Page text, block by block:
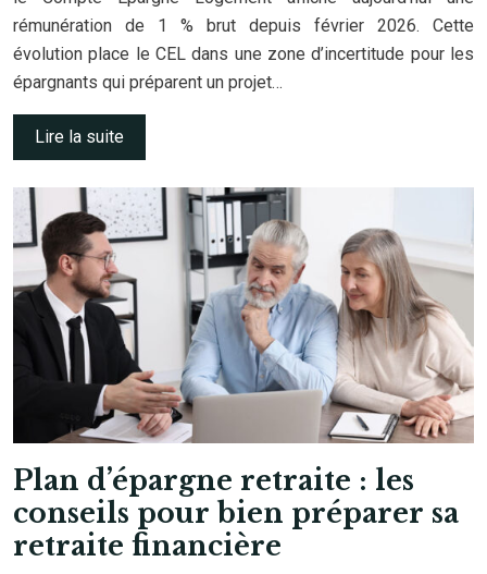
rémunération de 1 % brut depuis février 2026. Cette
évolution place le CEL dans une zone d’incertitude pour les
épargnants qui préparent un projet…
Lire la suite
Plan d’épargne retraite : les
conseils pour bien préparer sa
retraite financière